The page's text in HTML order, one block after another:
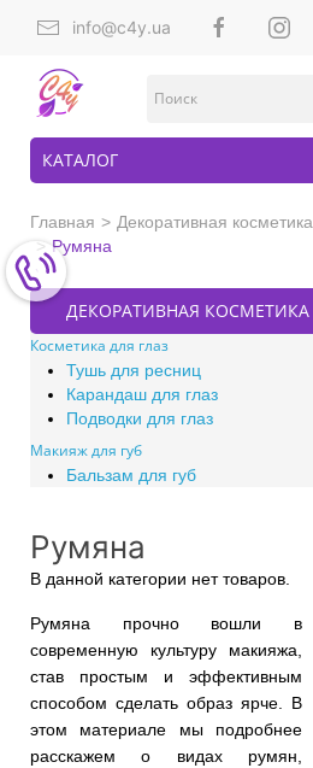
info@c4y.ua
КАТАЛОГ
Главная Декоративная косметика
Румяна
ДЕКОРАТИВНАЯ КОСМЕТИКА
Косметика для глаз
Тушь для ресниц
Карандаш для глаз
Подводки для глаз
Макияж для губ
Бальзам для губ
Румяна
В данной категории нет товаров.
Румяна прочно вошли в
современную культуру макияжа,
став простым и эффективным
способом сделать образ ярче. В
этом материале мы подробнее
расскажем о видах румян,